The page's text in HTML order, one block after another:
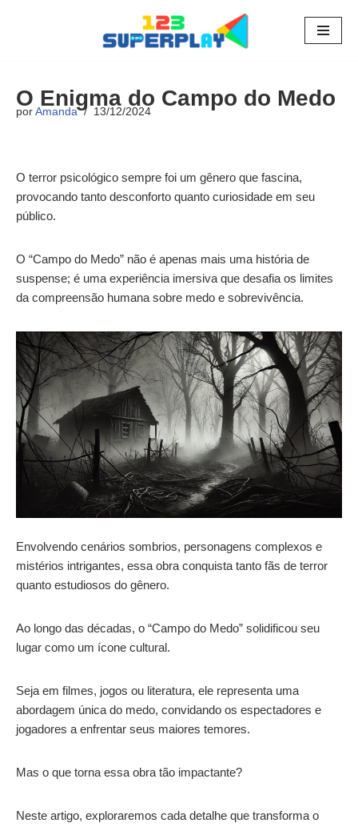
conteúdo
O Enigma do Campo do Medo
por Amanda 13/12/2024
O terror psicológico sempre foi um gênero que fascina,
provocando tanto desconforto quanto curiosidade em seu
público.
O “Campo do Medo” não é apenas mais uma história de
suspense; é uma experiência imersiva que desafia os limites
da compreensão humana sobre medo e sobrevivência.
Envolvendo cenários sombrios, personagens complexos e
mistérios intrigantes, essa obra conquista tanto fãs de terror
quanto estudiosos do gênero.
Ao longo das décadas, o “Campo do Medo” solidificou seu
lugar como um ícone cultural.
Seja em filmes, jogos ou literatura, ele representa uma
abordagem única do medo, convidando os espectadores e
jogadores a enfrentar seus maiores temores.
Mas o que torna essa obra tão impactante?
Neste artigo, exploraremos cada detalhe que transforma o